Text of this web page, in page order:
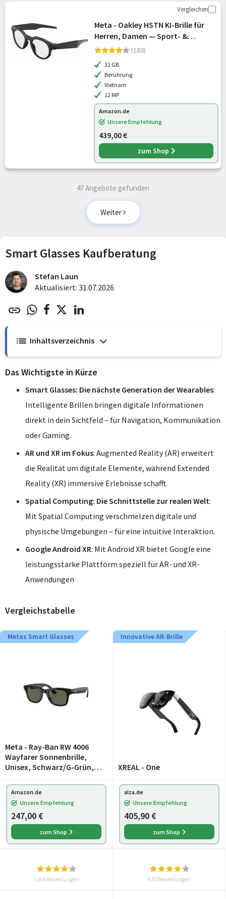
Vergleichen
Meta - Oakley HSTN KI-Brille für
Herren, Damen — Sport- &
Lifestyle-Brillen — 12 MP Kamera,
AI — Schwarz/Klare Gläser
(180)
32 GB
Berührung
Vietnam
12 MP
Amazon.de
Unsere Empfehlung
439,00 €
zum Shop
47 Angebote gefunden
Weiter
Smart Glasses Kaufberatung
Stefan Laun
Aktualisiert: 31.07.2026
Inhaltsverzeichnis
Das Wichtigste in Kürze
Smart Glasses: Die nächste Generation der Wearables:
Intelligente Brillen bringen digitale Informationen
direkt in dein Sichtfeld – für Navigation, Kommunikation
oder Gaming.
AR und XR im Fokus: Augmented Reality (AR) erweitert
die Realität um digitale Elemente, während Extended
Reality (XR) immersive Erlebnisse schafft.
Spatial Computing: Die Schnittstelle zur realen Welt:
Mit Spatial Computing verschmelzen digitale und
physische Umgebungen – für eine intuitive Interaktion.
Google Android XR: Mit Android XR bietet Google eine
leistungsstarke Plattform speziell für AR- und XR-
Anwendungen
Vergleichstabelle
Metas Smart Glasses
Meta - Ray-Ban RW 4006
Wayfarer Sonnenbrille,
Unisex, Schwarz/G-Grün,
Innovative AR-Brille
XREAL - One
Amazon.de
Unsere Empfehlung
247,00 €
zum Shop
alza.de
Unsere Empfehlung
405,90 €
zum Shop
1164 Bewertungen 630 Bewertungen